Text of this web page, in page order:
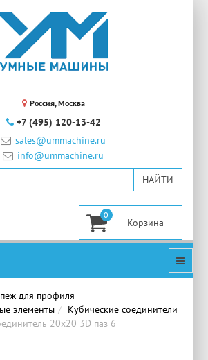
Россия, Москва
+7 (495) 120-13-42
sales@ummachine.ru
info@ummachine.ru
0
для профиля
элементы
Кубические соединители
20х20 3D паз 6